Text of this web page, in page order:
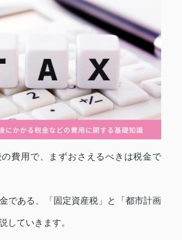
費用で、まずおさえるべきは税金で
である、「固定資産税」と「都市計画
していきます。